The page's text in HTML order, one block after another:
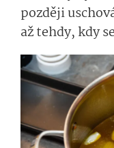
později
až tehdy, kdy